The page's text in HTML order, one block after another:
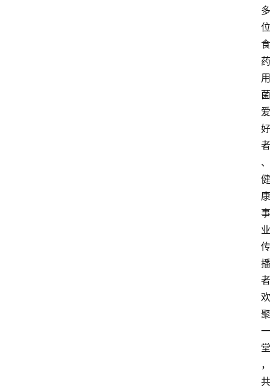
多
位
食
药
用
菌
爱
好
者
、
健
康
事
业
传
播
者
欢
聚
一
堂
，
共